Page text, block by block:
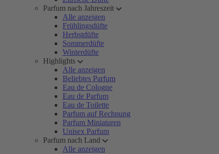
Parfum nach Jahreszeit
Alle anzeigen
Frühlingsdüfte
Herbstdüfte
Sommerdüfte
Winterdüfte
Highlights
Alle anzeigen
Beliebtes Parfum
Eau de Cologne
Eau de Parfum
Eau de Toilette
Parfum auf Rechnung
Parfum Miniaturen
Unisex Parfum
Parfum nach Land
Alle anzeigen